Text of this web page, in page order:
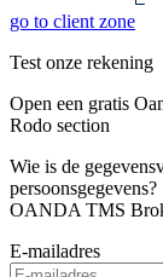
go to client zone
Test onze rekening
Open een gratis
Rodo section
Wie is de
persoonsgegevens?
OANDA TMS
E-mailadres